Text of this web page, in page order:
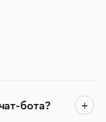
бота? +